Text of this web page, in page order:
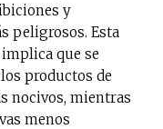
y
peligrosos. Esta
que se
productos de
nocivos, mientras
menos